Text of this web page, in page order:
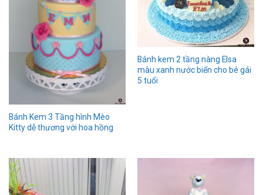
Bánh Kem 3 Tầng hình Mèo
Kitty dễ thương với hoa hồng
Bánh kem 2 tầng nàng Elsa
màu xanh nước biển cho bé gái
5 tuổi